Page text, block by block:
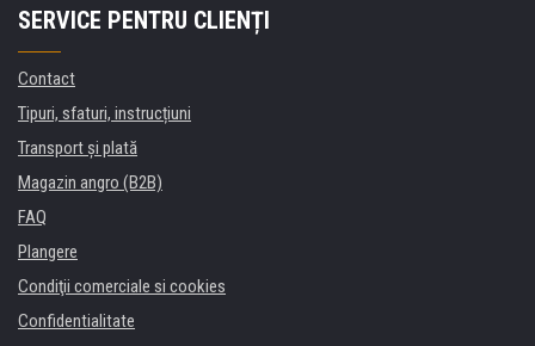
SERVICE PENTRU CLIENȚI
Contact
Tipuri, sfaturi, instrucțiuni
Transport şi plată
Magazin angro (B2B)
FAQ
Plangere
Condiţii comerciale si cookies
Confidentialitate